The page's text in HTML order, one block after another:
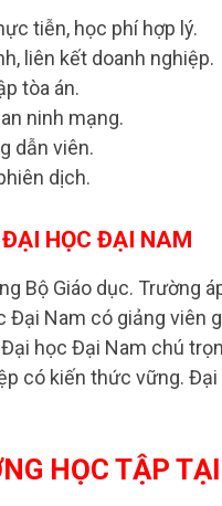
tiễn, học phí hợp lý.
liên kết doanh nghiệp.
tòa án.
ninh mạng.
dẫn viên.
dịch.
ĐẠI HỌC ĐẠI NAM
Bộ Giáo dục. Trường
Nam có giảng viên
học Đại Nam chú
có kiến thức vững.
HỌC TẬP